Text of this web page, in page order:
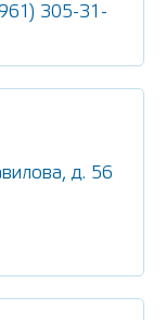
305-31-
д. 56